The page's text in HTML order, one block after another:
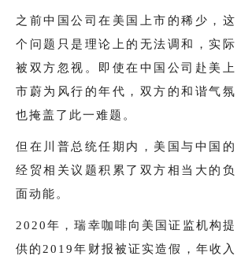
之前中国公司在美国上市的稀少，这
个问题只是理论上的无法调和，实际
被双方忽视。即使在中国公司赴美上
市蔚为风行的年代，双方的和谐气氛
也掩盖了此一难题。
但在川普总统任期内，美国与中国的
经贸相关议题积累了双方相当大的负
面动能。
2020年，瑞幸咖啡向美国证监机构提
供的2019年财报被证实造假，年收入